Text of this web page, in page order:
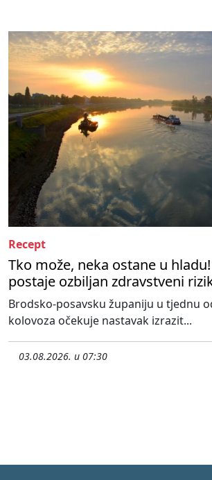
Recept
Tko može, neka ostane u
postaje ozbiljan zdravstveni
Brodsko-posavsku županiju u tjednu
kolovoza očekuje nastavak izrazit...
03.08.2026. u 07:30